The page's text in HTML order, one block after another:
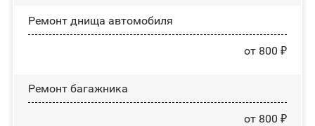
Ремонт днища автомобиля
от 800 ₽
Ремонт багажника
от 800 ₽